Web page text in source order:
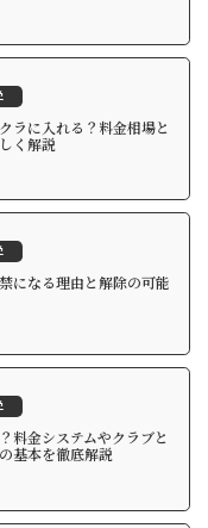
ラに入れる？料金相場と
く解説
になる理由と解除の可能
料金システムやクラブと
基本を徹底解説